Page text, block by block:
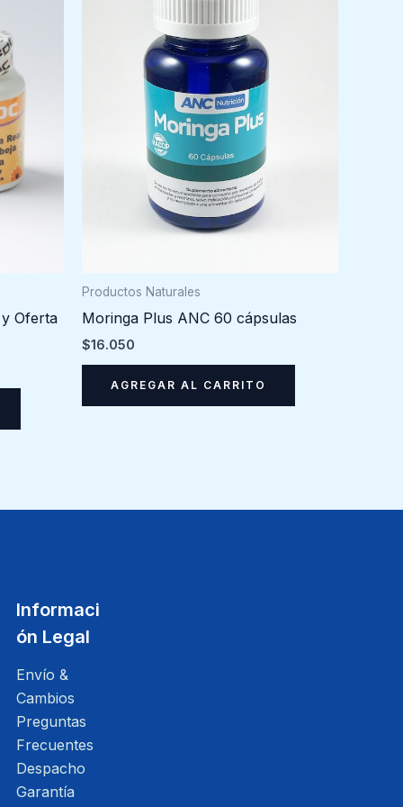
Oferta
Productos Naturales
Moringa Plus ANC 60 cápsulas
$16.050
AGREGAR AL CARRITO
Informaci
ón Legal
Envío &
Cambios
Preguntas
Frecuentes
Despacho
Garantía